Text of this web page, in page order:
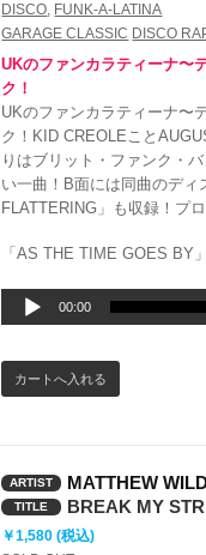
DISCO, FUNK-A-LATINA
GARAGE CLASSIC DISCO
UKのファンカラティーナ〜
ク！
UKのファンカラティーナ〜
ク！KID CREOLEこと
りはブリット・ファンク・
い一曲！B面には同曲のディ
FLATTERING」も収録！プ
「AS THE TIME GOES BY」
声
ー
00:00
ARTIST MATTHEW
TITLE BREAK MY
￥1,580 (税込)